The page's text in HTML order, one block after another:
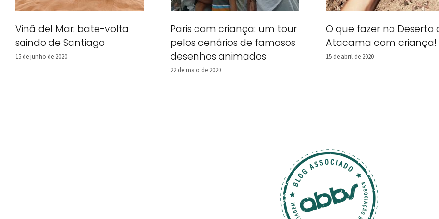
Vinã del Mar: bate-volta
saindo de Santiago
15 de junho de 2020
Paris com criança: um tour
pelos cenários de famosos
desenhos animados
22 de maio de 2020
O que fazer no Deserto
Atacama com criança!
15 de abril de 2020